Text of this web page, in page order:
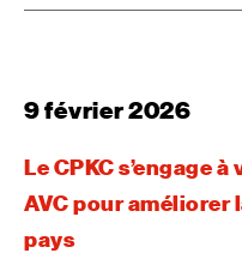
9 février 2026
Le CPKC s’engage
AVC pour améliorer
pays